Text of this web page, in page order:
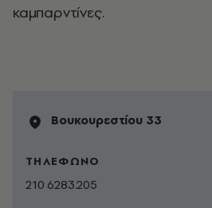
καμπαρντίνες.
Βουκουρεστίου 33
ΤΗΛΕΦΩΝΟ
210 6283.205